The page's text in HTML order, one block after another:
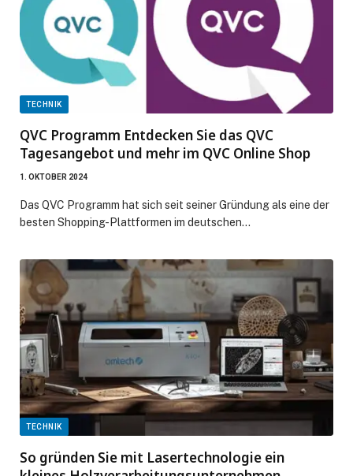
TECHNIK
QVC Programm Entdecken Sie das QVC
Tagesangebot und mehr im QVC Online Shop
1. OKTOBER 2024
Das QVC Programm hat sich seit seiner Gründung als eine der
besten Shopping-Plattformen im deutschen…
TECHNIK
So gründen Sie mit Lasertechnologie ein